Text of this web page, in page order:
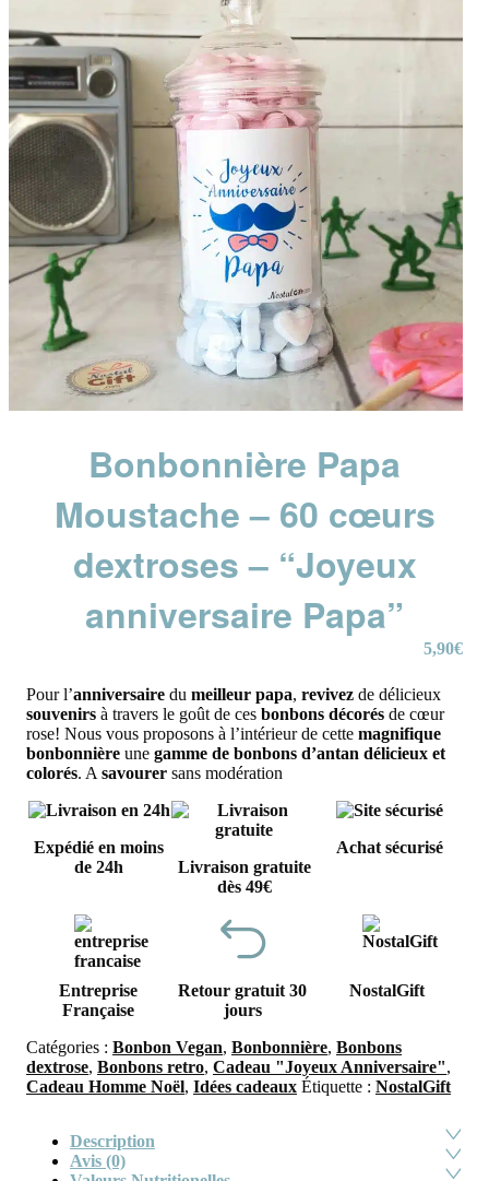
Bonbonnière Papa
Moustache – 60 cœurs
dextroses – “Joyeux
anniversaire Papa”
5,90€
Pour l’anniversaire du meilleur papa, revivez de délicieux
souvenirs à travers le goût de ces bonbons décorés de cœur
rose! Nous vous proposons à l’intérieur de cette magnifique
bonbonnière une gamme de bonbons d’antan délicieux et
colorés. A savourer sans modération
Expédié en moins
de 24h
Livraison gratuite
dès 49€
Achat sécurisé
Entreprise
Française
Retour gratuit 30
jours
NostalGift
Catégories : Bonbon Vegan, Bonbonnière, Bonbons
dextrose, Bonbons retro, Cadeau "Joyeux Anniversaire",
Cadeau Homme Noël, Idées cadeaux Étiquette : NostalGift
Description
Avis (0)